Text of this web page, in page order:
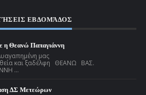
ΕΒΔΟΜΆΔΟΣ
η Θεανώ Παπαγιάννη
πολυαγαπημένη μας
και ξαδέλφη ΘΕΑΝΩ ΒΑΣ.
...
ΔΣ Μετεώρων